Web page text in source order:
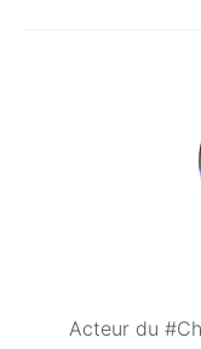
Acteur du